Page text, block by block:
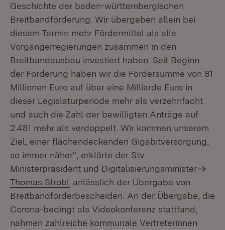
Geschichte der baden-württembergischen
Breitbandförderung. Wir übergeben allein bei
diesem Termin mehr Fördermittel als alle
Vorgängerregierungen zusammen in den
Breitbandausbau investiert haben. Seit Beginn
der Förderung haben wir die Fördersumme von 81
Millionen Euro auf über eine Milliarde Euro in
dieser Legislaturperiode mehr als verzehnfacht
und auch die Zahl der bewilligten Anträge auf
2.481 mehr als verdoppelt. Wir kommen unserem
Ziel, einer flächendeckenden Gigabitversorgung,
so immer näher“, erklärte der Stv.
Ministerpräsident und Digitalisierungsminister
Thomas Strobl anlässlich der Übergabe von
Breitbandförderbescheiden. An der Übergabe, die
Corona-bedingt als Videokonferenz stattfand,
nahmen zahlreiche kommunale Vertreterinnen